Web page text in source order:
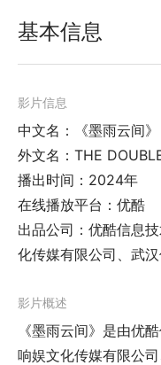
基本信息
影片信息
中文名：《墨雨云间》
外文名：THE
播出时间：2024年
在线播放平台：优酷
出品公司：优酷信息
化传媒有限公司、武
影片概述
《墨雨云间》是由优
响娱文化传媒有限公